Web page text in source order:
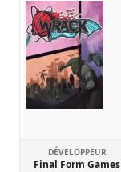
DÉVELOPPEUR
Final Form Games